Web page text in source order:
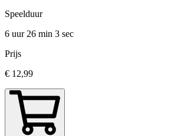
Speelduur
6 uur 26 min 3 sec
Prijs
€ 12,99